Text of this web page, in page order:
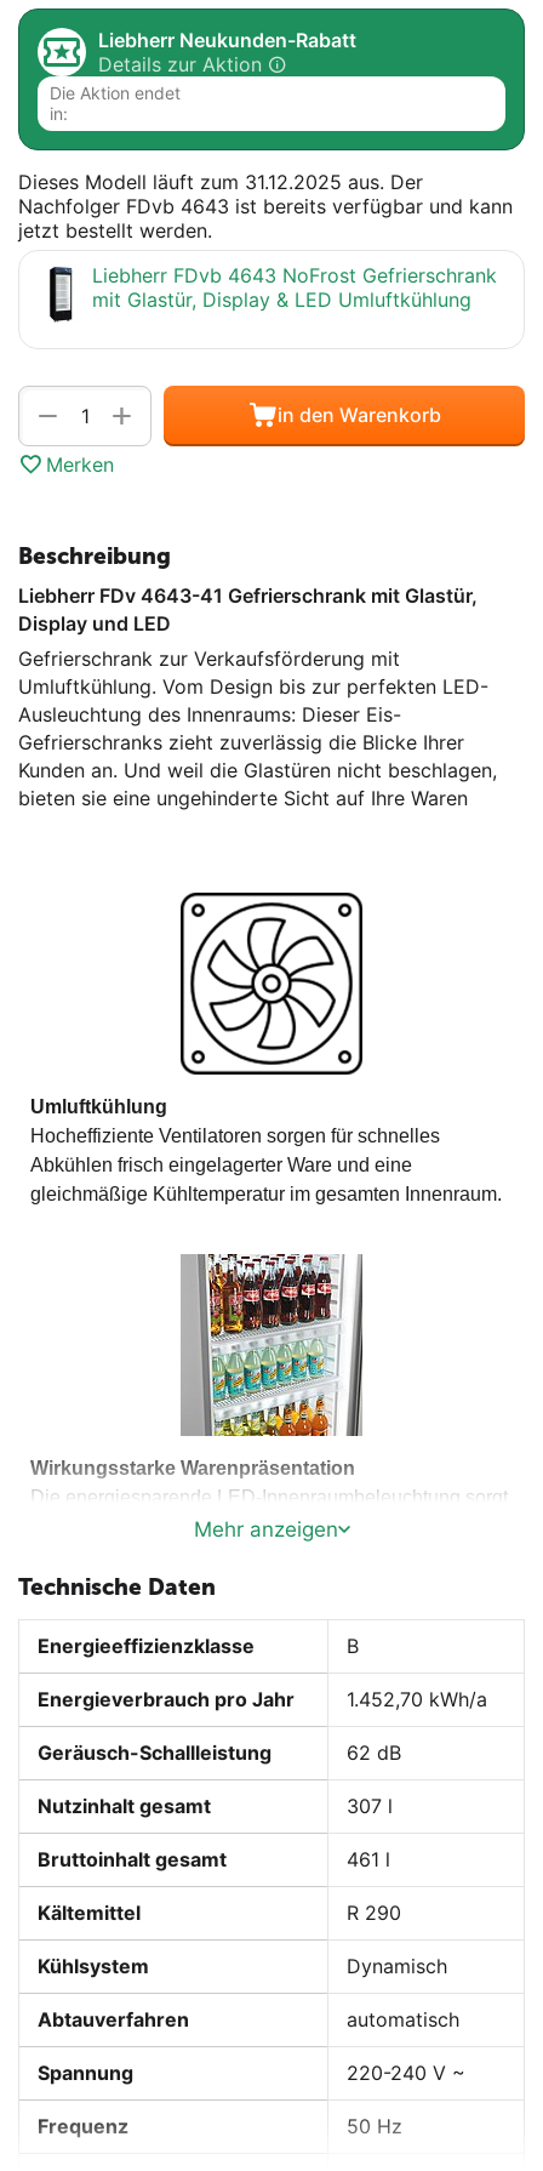
Liebherr Neukunden-Rabatt
Details zur Aktion
Die Aktion endet
in:
Dieses Modell läuft zum 31.12.2025 aus. Der
Nachfolger FDvb 4643 ist bereits verfügbar und kann
jetzt bestellt werden.
Liebherr FDvb 4643 NoFrost Gefrierschrank
mit Glastür, Display & LED Umluftkühlung
Menge
+
− in den Warenkorb
Merken
Beschreibung
Liebherr FDv 4643-41 Gefrierschrank mit Glastür,
Display und LED
Gefrierschrank zur Verkaufsförderung mit
Umluftkühlung. Vom Design bis zur perfekten LED-
Ausleuchtung des Innenraums: Dieser Eis-
Gefrierschranks zieht zuverlässig die Blicke Ihrer
Kunden an. Und weil die Glastüren nicht beschlagen,
bieten sie eine ungehinderte Sicht auf Ihre Waren
Umluftkühlung
Hocheffiziente Ventilatoren sorgen für schnelles
Abkühlen frisch eingelagerter Ware und eine
gleichmäßige Kühltemperatur im gesamten Innenraum.
Wirkungsstarke Warenpräsentation
Die energiesparende LED-Innenraumbeleuchtung sorgt
für eine optimale Präsentation der eingelagerten
Höhenverstellbare Füße
Wo die tägliche Raumhygiene eine wichtige Rolle
spielt, bieten die höhenverstellbaren Stellfüße
ausreichend Bodenfreiheit und gewährleisten, dass die
Reinigung auch unter dem Gerät leicht und bequem
erfolgen kann.
Mehr anzeigen
Technische Daten
Energieeffizienzklasse B
Energieverbrauch pro Jahr 1.452,70 kWh/a
Geräusch-Schallleistung 62 dB
Nutzinhalt gesamt 307 l
Bruttoinhalt gesamt 461 l
Kältemittel R 290
Kühlsystem Dynamisch
Abtauverfahren automatisch
Spannung 220-240 V ~
Frequenz 50 Hz